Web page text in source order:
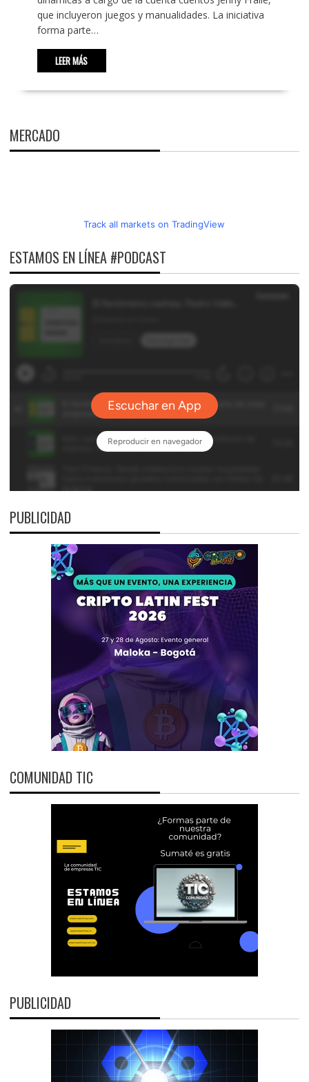
que incluyeron juegos y manualidades. La iniciativa
forma parte…
LEER MÁS
MERCADO
Track all markets on TradingView
ESTAMOS EN LÍNEA #PODCAST
PUBLICIDAD
COMUNIDAD TIC
PUBLICIDAD